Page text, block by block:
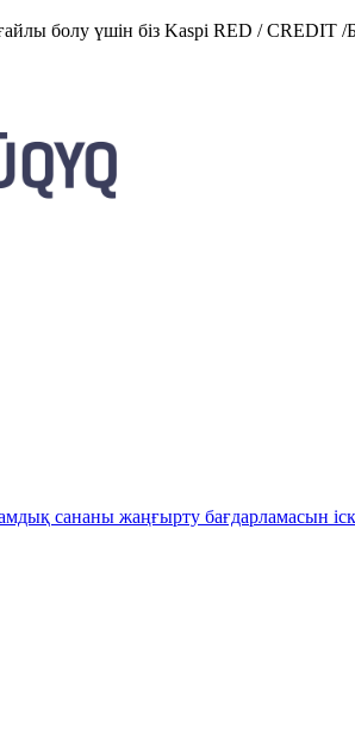
болу үшін біз Kaspi RED /
сананы жаңғырту бағдарламасын